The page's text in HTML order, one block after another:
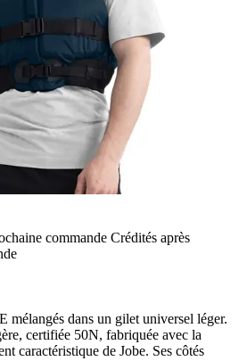
commande Crédités après
mélangés dans un gilet universel léger.
certifiée 50N, fabriquée avec la
caractéristique de Jobe. Ses côtés